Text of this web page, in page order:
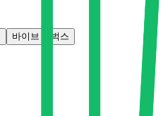
바이브
벅스